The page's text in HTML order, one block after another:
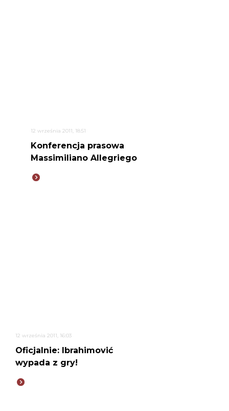
12 września 2011, 18:51
Konferencja prasowa
Massimiliano Allegriego
12 września 2011, 16:03
Oficjalnie: Ibrahimović
wypada z gry!